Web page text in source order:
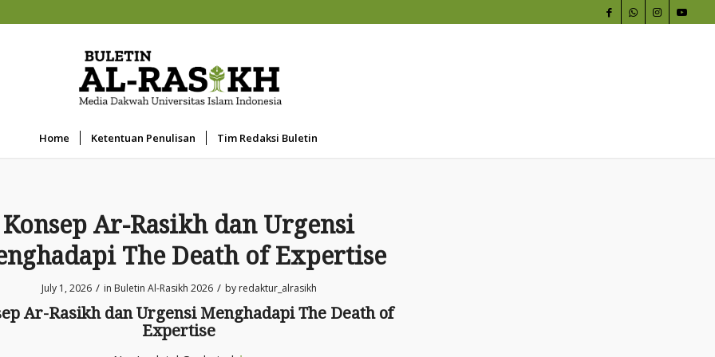
Home Ketentuan Penulisan Tim Redaksi Buletin
Konsep Ar-Rasikh dan Urgensi
The Death of Expertise
July 1, 2026 / in Buletin Al-Rasikh 2026 / by redaktur_alrasikh
Ar-Rasikh dan Urgensi Menghadapi The Death of
Expertise